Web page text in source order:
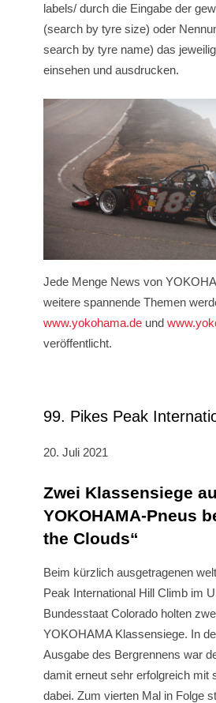
labels/ durch die Eingabe der
(search by tyre size) oder
search by tyre name) das
einsehen und ausdrucken.
Jede Menge News von
weitere spannende Themen
www.yokohama.de und
veröffentlicht.
99. Pikes Peak
20. Juli 2021
Zwei Klassensiege
YOKOHAMA-Pneus
the Clouds“
Beim kürzlich ausgetragenen
Peak International Hill Climb im
Bundesstaat Colorado holten
YOKOHAMA Klassensiege. In
Ausgabe des Bergrennens war
damit erneut sehr erfolgreich mit
dabei. Zum vierten Mal in Folge